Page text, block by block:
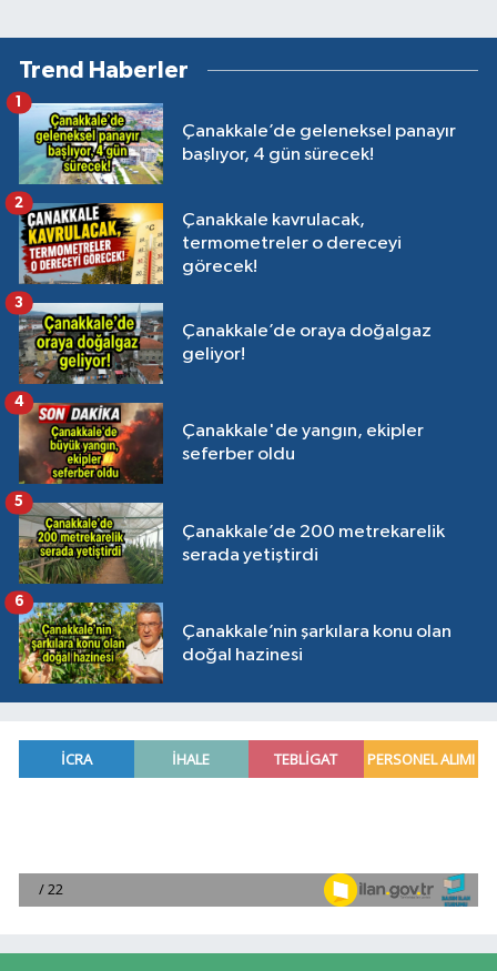
Trend Haberler
Çanakkale’de geleneksel panayır
başlıyor, 4 gün sürecek!
1
Çanakkale kavrulacak,
termometreler o dereceyi
görecek!
2
Çanakkale’de oraya doğalgaz
geliyor!
3
Çanakkale'de yangın, ekipler
seferber oldu
4
Çanakkale’de 200 metrekarelik
serada yetiştirdi
5
Çanakkale’nin şarkılara konu olan
doğal hazinesi
6